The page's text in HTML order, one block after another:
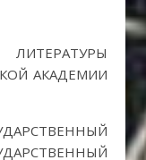
АКАДЕМИИ